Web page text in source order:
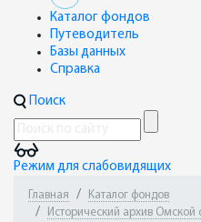
Каталог фондов
Путеводитель
Базы данных
Справка
Поиск
Режим для слабовидящих
Главная
Каталог фондов
Исторический архив Омской